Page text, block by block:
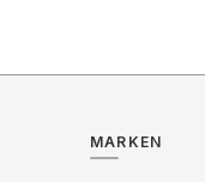
MARKEN